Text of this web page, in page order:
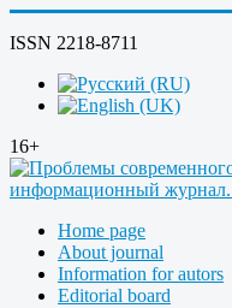
ISSN 2218-8711
16+
Home page
About journal
Information for autors
Editorial board